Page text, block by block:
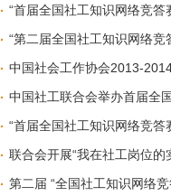
“首届全国社工知识网络竞答
“第二届全国社工知识网络竞
中国社会工作协会2013-
中国社工联合会举办首届全
“首届全国社工知识网络竞答
联合会开展“我在社工岗位
第二届 “全国社工知识网络竞